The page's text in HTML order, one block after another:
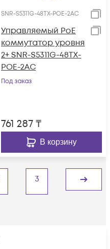
SNR-S5311G-48TX-POE-2AC
Управляемый PoE
коммутатор уровня
2+ SNR-S5311G-48TX-
POE-2AC
Под заказ
761 287₸
В корзину
3
Дальше